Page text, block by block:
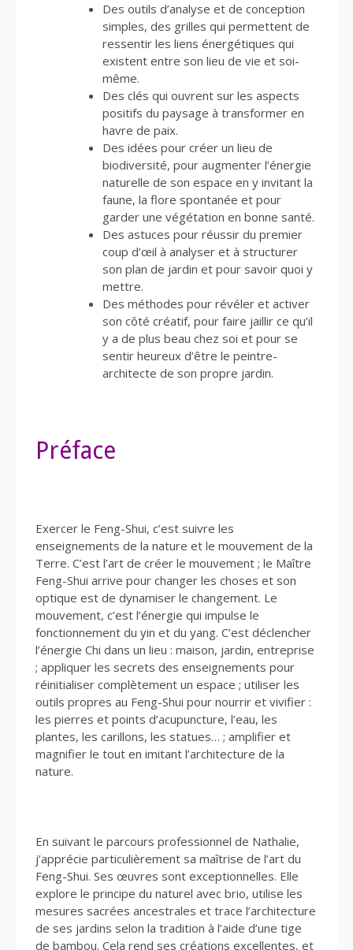
Des outils d’analyse et de conception
simples, des grilles qui permettent de
ressentir les liens énergétiques qui
existent entre son lieu de vie et soi-
même.
Des clés qui ouvrent sur les aspects
positifs du paysage à transformer en
havre de paix.
Des idées pour créer un lieu de
biodiversité, pour augmenter l’énergie
naturelle de son espace en y invitant la
faune, la flore spontanée et pour
garder une végétation en bonne santé.
Des astuces pour réussir du premier
coup d’œil à analyser et à structurer
son plan de jardin et pour savoir quoi y
mettre.
Des méthodes pour révéler et activer
son côté créatif, pour faire jaillir ce qu’il
y a de plus beau chez soi et pour se
sentir heureux d’être le peintre-
architecte de son propre jardin.
Préface
Exercer le Feng-Shui, c’est suivre les
enseignements de la nature et le mouvement de la
Terre. C’est l’art de créer le mouvement ; le Maître
Feng-Shui arrive pour changer les choses et son
optique est de dynamiser le changement. Le
mouvement, c’est l’énergie qui impulse le
fonctionnement du yin et du yang. C’est déclencher
l’énergie Chi dans un lieu : maison, jardin, entreprise
; appliquer les secrets des enseignements pour
réinitialiser complètement un espace ; utiliser les
outils propres au Feng-Shui pour nourrir et vivifier :
les pierres et points d’acupuncture, l’eau, les
plantes, les carillons, les statues… ; amplifier et
magnifier le tout en imitant l’architecture de la
nature.
En suivant le parcours professionnel de Nathalie,
j’apprécie particulièrement sa maîtrise de l’art du
Feng-Shui. Ses œuvres sont exceptionnelles. Elle
explore le principe du naturel avec brio, utilise les
mesures sacrées ancestrales et trace l’architecture
de ses jardins selon la tradition à l’aide d’une tige
de bambou. Cela rend ses créations excellentes, et